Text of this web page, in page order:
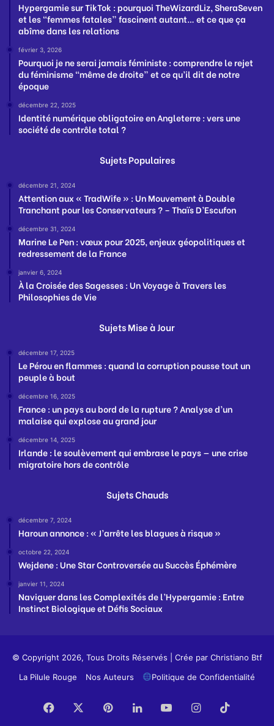
Hypergamie sur TikTok : pourquoi TheWizardLiz, SheraSeven
et les “femmes fatales” fascinent autant… et ce que ça
abîme dans les relations
février 3, 2026
Pourquoi je ne serai jamais féministe : comprendre le rejet
du féminisme “même de droite” et ce qu’il dit de notre
époque
décembre 22, 2025
Identité numérique obligatoire en Angleterre : vers une
société de contrôle total ?
Sujets Populaires
décembre 21, 2024
Attention aux « TradWife » : Un Mouvement à Double
Tranchant pour les Conservateurs ? – Thaïs D’Escufon
décembre 31, 2024
Marine Le Pen : vœux pour 2025, enjeux géopolitiques et
redressement de la France
janvier 6, 2024
À la Croisée des Sagesses : Un Voyage à Travers les
Philosophies de Vie
Sujets Mise à Jour
décembre 17, 2025
Le Pérou en flammes : quand la corruption pousse tout un
peuple à bout
décembre 16, 2025
France : un pays au bord de la rupture ? Analyse d’un
malaise qui explose au grand jour
décembre 14, 2025
Irlande : le soulèvement qui embrase le pays — une crise
migratoire hors de contrôle
Sujets Chauds
décembre 7, 2024
Haroun annonce : « J’arrête les blagues à risque »
octobre 22, 2024
Wejdene : Une Star Controversée au Succès Éphémère
janvier 11, 2024
Naviguer dans les Complexités de l’Hypergamie : Entre
Instinct Biologique et Défis Sociaux
© Copyright 2026, Tous Droits Réservés | Crée par Christiano Btf
La Pilule Rouge
Nos Auteurs Politique de Confidentialité
Facebook PinterestLinkedinYouTubeInstagram